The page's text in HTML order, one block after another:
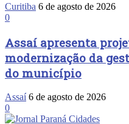
Curitiba 6 de agosto de 2026
0
Assaí apresenta
modernização da
do município
Assaí 6 de agosto de 2026
0